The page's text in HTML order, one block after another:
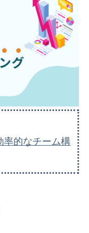
率的なチーム構